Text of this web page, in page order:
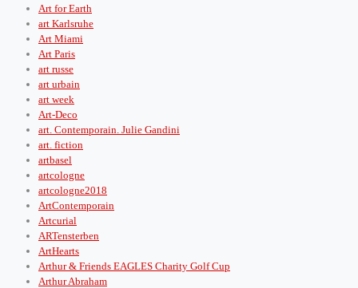
Art for Earth
art Karlsruhe
Art Miami
Art Paris
art russe
art urbain
art week
Art-Deco
art. Contemporain. Julie Gandini
art. fiction
artbasel
artcologne
artcologne2018
ArtContemporain
Artcurial
ARTensterben
ArtHearts
Arthur & Friends EAGLES Charity Golf Cup
Arthur Abraham